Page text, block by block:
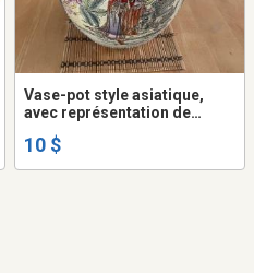
Vase-pot style asiatique,
avec représentation de
Voir photo.
10 $